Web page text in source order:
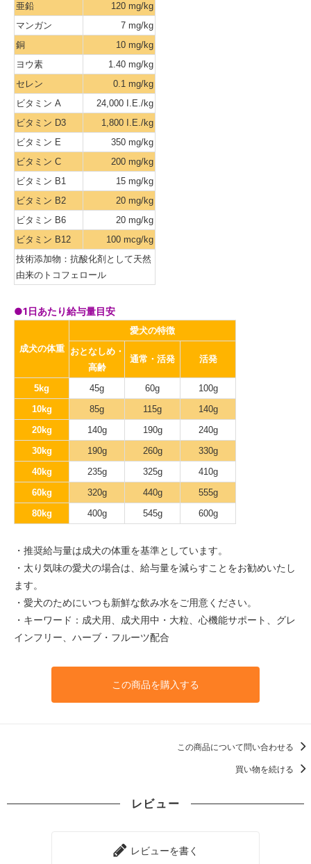
亜鉛
120 mg/kg
マンガン
7 mg/kg
銅
10 mg/kg
ヨウ素
1.40 mg/kg
セレン
0.1 mg/kg
ビタミン A
24,000 I.E./kg
ビタミン D3
1,800 I.E./kg
ビタミン E
350 mg/kg
ビタミン C
200 mg/kg
ビタミン B1
15 mg/kg
ビタミン B2
20 mg/kg
ビタミン B6
20 mg/kg
ビタミン B12
100 mcg/kg
技術添加物：抗酸化剤として天然
由来のトコフェロール
●1日あたり給与量目安
成犬の体重
愛犬の特徴
おとなしめ・
高齢
通常・活発 活発
5kg 45g 60g
100g
10kg
85g 115g
140g
20kg
140g 190g
240g
30kg
190g 260g
330g
40kg
235g 325g
410g
60kg
320g 440g
555g
80kg
400g 545g 600g
・推奨給与量は成犬の体重を基準としています。
・太り気味の愛犬の場合は、給与量を減らすことをお勧めいたし
ます。
・愛犬のためにいつも新鮮な飲み水をご用意ください。
・キーワード：成犬用、成犬用中・大粒、心機能サポート、グレ
インフリー、ハーブ・フルーツ配合
この商品を購入する
この商品について問い合わせる
買い物を続ける
レビュー
レビューを書く